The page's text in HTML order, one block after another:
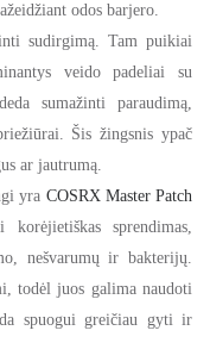
odos barjero.
sudirgimą. Tam puikiai
veido padeliai su
sumažinti paraudimą,
Šis žingsnis ypač
ar jautrumą.
yra COSRX Master Patch
sprendimas,
nešvarumų ir bakterijų.
todėl juos galima naudoti
spuogui greičiau gyti ir